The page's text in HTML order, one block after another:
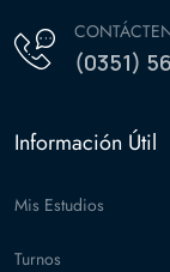
(0351)
Información Útil
Mis Estudios
Turnos